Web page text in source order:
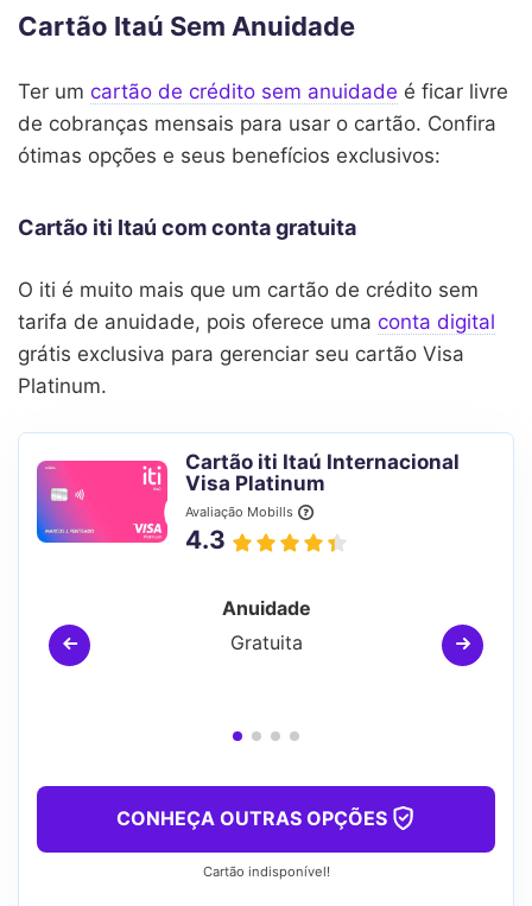
Cartão Itaú Sem Anuidade
Ter um cartão de crédito sem anuidade é ficar livre
de cobranças mensais para usar o cartão. Confira
ótimas opções e seus benefícios exclusivos:
Cartão iti Itaú com conta gratuita
O iti é muito mais que um cartão de crédito sem
tarifa de anuidade, pois oferece uma conta digital
grátis exclusiva para gerenciar seu cartão Visa
Platinum.
Cartão iti Itaú Internacional
Visa Platinum
Avaliação Mobills
4.3
Anuidade
Gratuita
CONHEÇA OUTRAS OPÇÕES
Cartão indisponível!